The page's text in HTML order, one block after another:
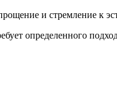
и стремление к
определенного